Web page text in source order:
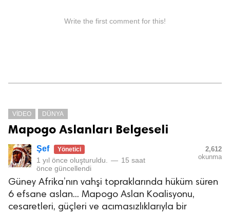
Write the first comment for this!
VIDEO DÜNYA
Mapogo Aslanları Belgeseli
Şef Yönetici
1 yıl önce oluşturuldu. — 15 saat
önce güncellendi
2,612
okunma
Güney Afrika’nın vahşi topraklarında hüküm süren
6 efsane aslan... Mapogo Aslan Koalisyonu,
cesaretleri, güçleri ve acımasızlıklarıyla bir